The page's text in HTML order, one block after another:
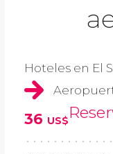
Hoteles en El
36 US$